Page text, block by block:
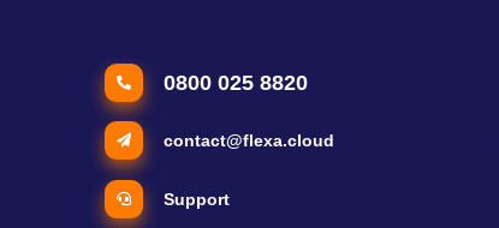
0800 025 8820
contact@flexa.cloud
Support